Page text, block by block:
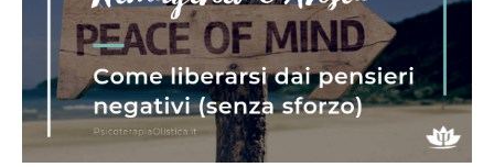
dai
pensieri
negativi
(senza
sforzo)